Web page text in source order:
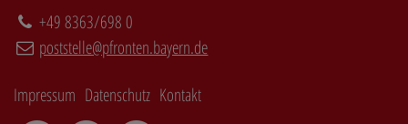
+49 8363/698 0
poststelle@pfronten.bayern.de
Impressum Datenschutz Kontakt